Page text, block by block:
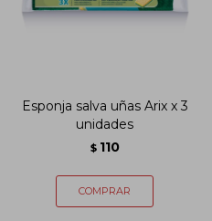
Esponja salva uñas Arix x 3
unidades
$ 110